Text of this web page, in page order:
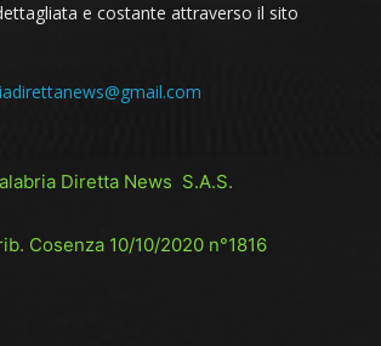
e costante attraverso il sito
Diretta News S.A.S.
Cosenza 10/10/2020 n°1816